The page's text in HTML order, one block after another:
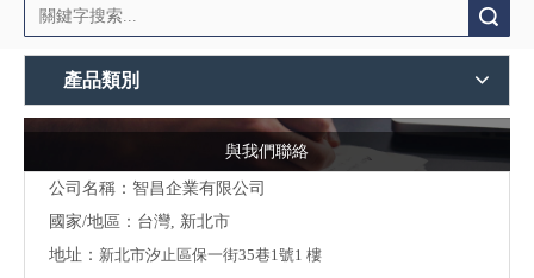
產品類別
與我們聯絡
公司名稱：智昌企業有限公司
國家/地區：台灣, 新北市
地址： 新北市汐止區保一街35巷1號1 樓